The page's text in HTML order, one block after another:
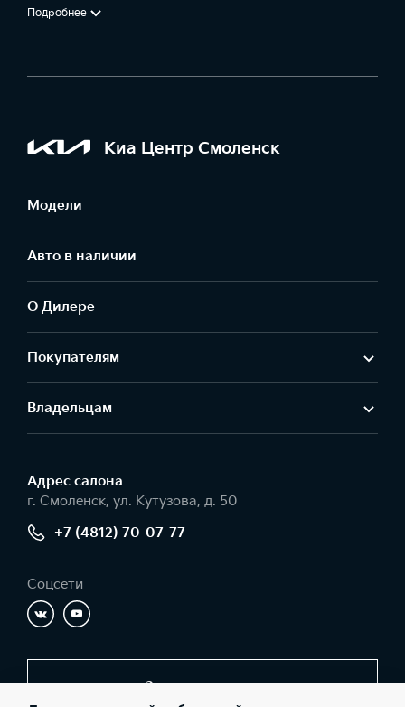
Подробнее
Киа Центр Смоленск
Модели
Авто в наличии
О Дилере
Покупателям
Владельцам
Адрес салонa
г. Смоленск, ул. Кутузова, д. 50
+7 (4812) 70-07-77
Соцсети
Заказать звонок